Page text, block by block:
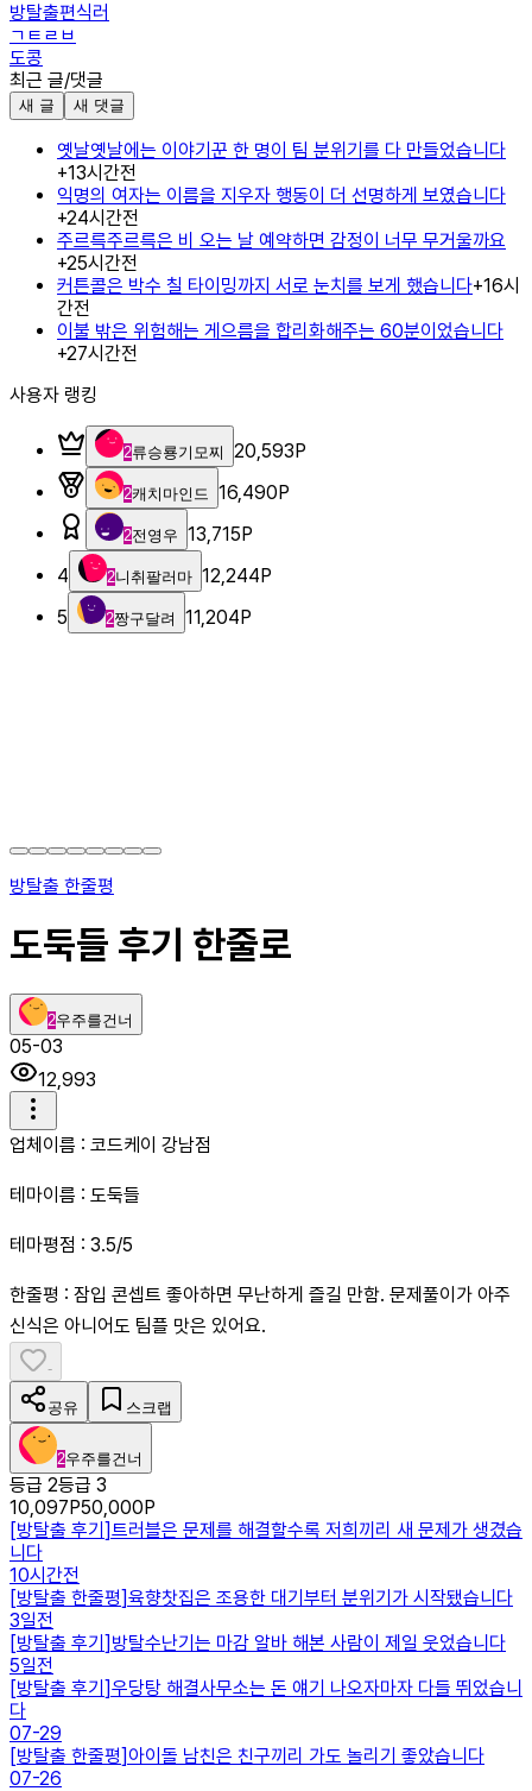
방탈출편식러
ㄱㅌㄹㅂ
도콩
최근 글/댓글
새 글 새 댓글
옛날옛날에는 이야기꾼 한 명이 팀 분위기를 다 만들었습니다
+13시간전
익명의 여자는 이름을 지우자 행동이 더 선명하게 보였습니다
+24시간전
주르륵주르륵은 비 오는 날 예약하면 감정이 너무 무거울까요
+25시간전
커튼콜은 박수 칠 타이밍까지 서로 눈치를 보게 했습니다+16시
간전
이불 밖은 위험해는 게으름을 합리화해주는 60분이었습니다
+27시간전
사용자 랭킹
2류승룡기모찌 20,593P
2캐치마인드 16,490P
2전영우 13,715P
4
2니취팔러마 12,244P
5
2짱구달려 11,204P
방탈출 한줄평
도둑들 후기 한줄로
2우주를건너
05-03
12,993
업체이름 : 코드케이 강남점
테마이름 : 도둑들
테마평점 : 3.5/5
한줄평 : 잠입 콘셉트 좋아하면 무난하게 즐길 만함. 문제풀이가 아주
신식은 아니어도 팀플 맛은 있어요.
-
공유 스크랩
2우주를건너
등급 2등급 3
10,097P50,000P
[방탈출 후기]트러블은 문제를 해결할수록 저희끼리 새 문제가 생겼습
니다
10시간전
[방탈출 한줄평]육향찻집은 조용한 대기부터 분위기가 시작됐습니다
3일전
[방탈출 후기] 방탈수난기는 마감 알바 해본 사람이 제일 웃었습니다
5일전
[방탈출 후기]우당탕 해결사무소는 돈 얘기 나오자마자 다들 뛰었습니
다
07-29
[방탈출 한줄평]아이돌 남친은 친구끼리 가도 놀리기 좋았습니다
07-26